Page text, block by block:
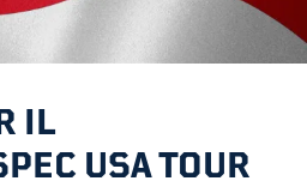
IL
USA TOUR